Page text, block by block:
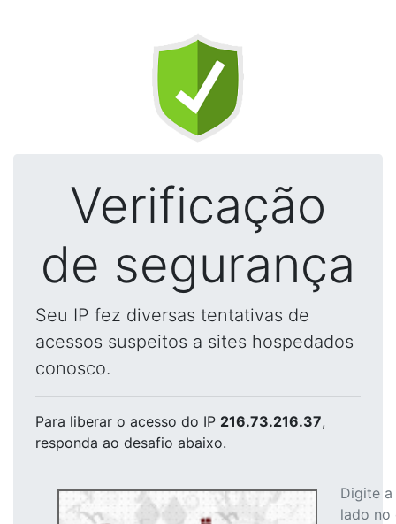
Verificação
de segurança
Seu IP fez diversas tentativas de
acessos suspeitos a sites hospedados
conosco.
Para liberar o acesso do IP 216.73.216.37,
responda ao desafio abaixo.
Digite
lado no